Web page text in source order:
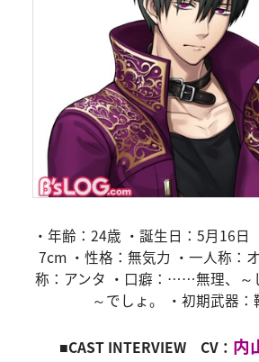
・年齢：24歳 ・誕生日：5月16日
7cm ・性格：無気力 ・一人称：
称：アンタ ・口癖：……無理、～
～でしょ。 ・初期武器：
■CAST INTERVIEW CV： 内